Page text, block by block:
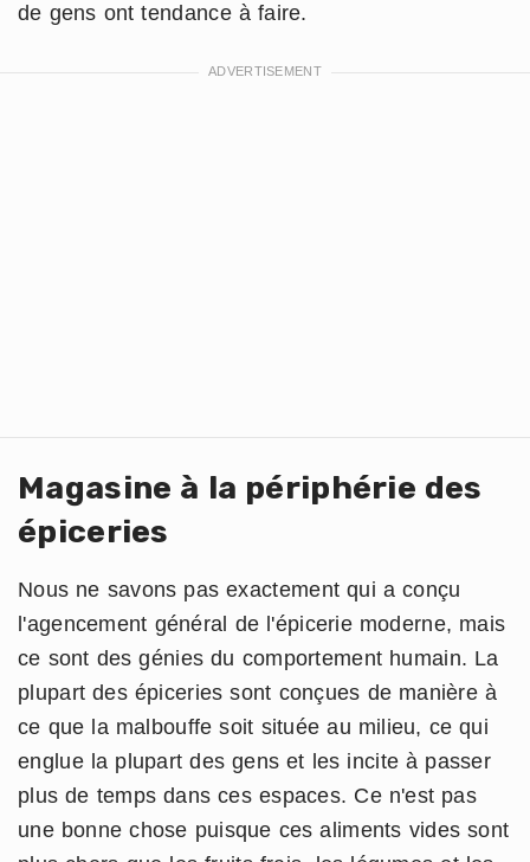
de gens ont tendance à faire.
Magasine à la périphérie des
épiceries
Nous ne savons pas exactement qui a conçu
l'agencement général de l'épicerie moderne, mais
ce sont des génies du comportement humain. La
plupart des épiceries sont conçues de manière à
ce que la malbouffe soit située au milieu, ce qui
englue la plupart des gens et les incite à passer
plus de temps dans ces espaces. Ce n'est pas
une bonne chose puisque ces aliments vides sont